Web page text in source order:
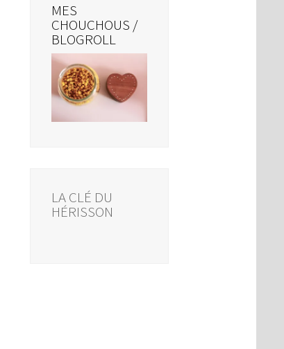
MES
CHOUCHOUS /
BLOGROLL
LA CLÉ DU
HÉRISSON